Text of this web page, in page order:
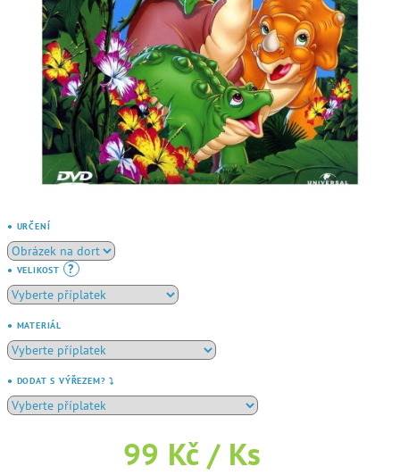
● URČENÍ
● VELIKOST ?
● MATERIÁL
● DODAT S VÝŘEZEM? ⤵️
99 Kč / Ks